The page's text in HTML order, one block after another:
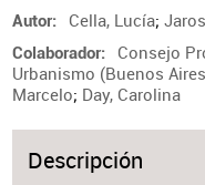
Autor Cella, Lucía;
Colaborador
Consejo
Urbanismo (Buenos
Marcelo; Day, Carolina
Descripción